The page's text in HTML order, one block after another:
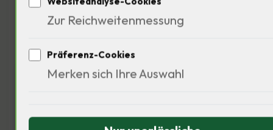
Ökonomische Betrachtungen
der Migration
Zur Reichweitenmessung
Präferenz-Cookies
Merken sich Ihre Auswahl